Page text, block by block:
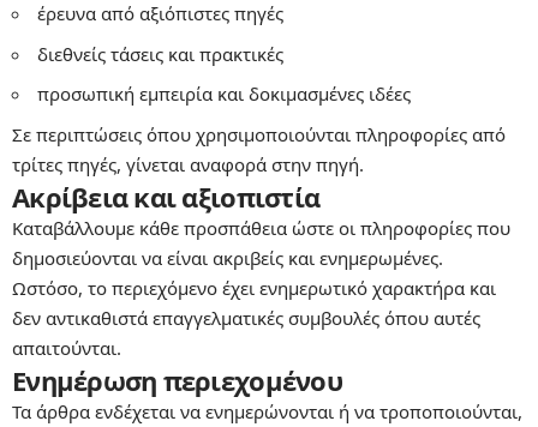
έρευνα από αξιόπιστες πηγές
διεθνείς τάσεις και πρακτικές
προσωπική εμπειρία και δοκιμασμένες ιδέες
Σε περιπτώσεις όπου χρησιμοποιούνται πληροφορίες από
τρίτες πηγές, γίνεται αναφορά στην πηγή.
Ακρίβεια και αξιοπιστία
Καταβάλλουμε κάθε προσπάθεια ώστε οι πληροφορίες που
δημοσιεύονται να είναι ακριβείς και ενημερωμένες.
Ωστόσο, το περιεχόμενο έχει ενημερωτικό χαρακτήρα και
δεν αντικαθιστά επαγγελματικές συμβουλές όπου αυτές
απαιτούνται.
Ενημέρωση περιεχομένου
Τα άρθρα ενδέχεται να ενημερώνονται ή να τροποποιούνται,